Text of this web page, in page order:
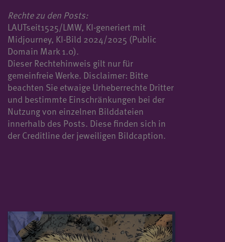
Rechte zu den Posts:
LAUTseit1525/LMW, KI-generiert mit
Midjourney, KI-Bild 2024/2025 (Public
Domain Mark 1.0).
Dieser Rechtehinweis gilt nur für
gemeinfreie Werke. Disclaimer: Bitte
beachten Sie etwaige Urheberrechte Dritter
und bestimmte Einschränkungen bei der
Nutzung von einzelnen Bilddateien
innerhalb des Posts. Diese finden sich in
der Creditline der jeweiligen Bildcaption.